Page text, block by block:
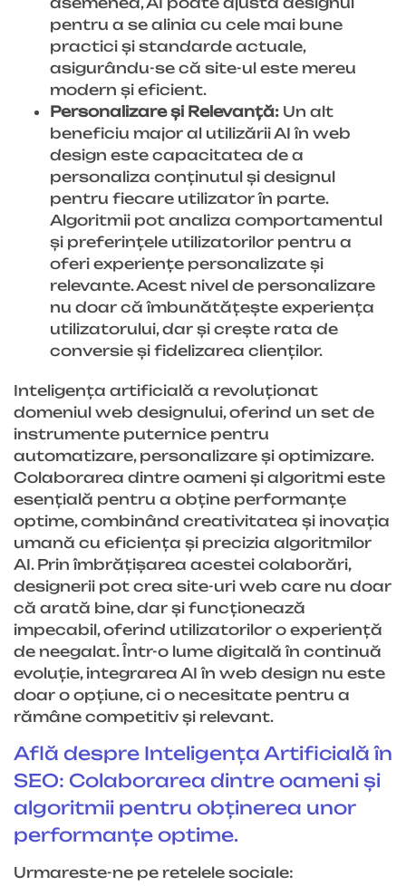
pentru a se alinia cu cele mai bune
practici și standarde actuale,
asigurându-se că site-ul este mereu
modern și eficient.
Personalizare și Relevanță: Un alt
beneficiu major al utilizării AI în web
design este capacitatea de a
personaliza conținutul și designul
pentru fiecare utilizator în parte.
Algoritmii pot analiza comportamentul
și preferințele utilizatorilor pentru a
oferi experiențe personalizate și
relevante. Acest nivel de personalizare
nu doar că îmbunătățește experiența
utilizatorului, dar și crește rata de
conversie și fidelizarea clienților.
Inteligența artificială a revoluționat
domeniul web designului, oferind un set de
instrumente puternice pentru
automatizare, personalizare și optimizare.
Colaborarea dintre oameni și algoritmi este
esențială pentru a obține performanțe
optime, combinând creativitatea și inovația
umană cu eficiența și precizia algoritmilor
AI. Prin îmbrățișarea acestei colaborări,
designerii pot crea site-uri web care nu doar
că arată bine, dar și funcționează
impecabil, oferind utilizatorilor o experiență
de neegalat. Într-o lume digitală în continuă
evoluție, integrarea AI în web design nu este
doar o opțiune, ci o necesitate pentru a
rămâne competitiv și relevant.
Află despre Inteligența Artificială în
SEO: Colaborarea dintre oameni și
algoritmii pentru obținerea unor
performanțe optime.
Urmareste-ne pe retelele sociale: